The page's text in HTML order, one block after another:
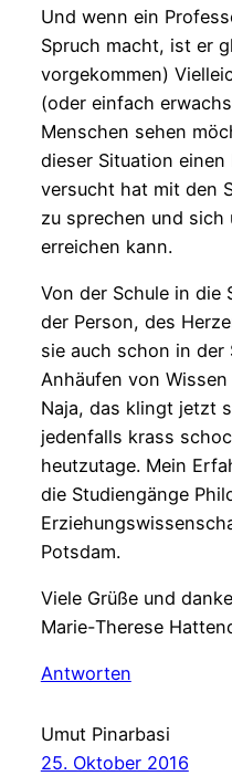
Und wenn ein
Spruch macht, ist er
vorgekommen)
(oder einfach
Menschen sehen
dieser Situation
versucht hat mit den
zu sprechen und sich
erreichen kann.
Von der Schule in die
der Person, des
sie auch schon in der
Anhäufen von
Naja, das klingt jetzt
jedenfalls krass
heutzutage. Mein
die Studiengänge
Potsdam.
Viele Grüße und
Marie-Therese
Antworten
Umut Pinarbasi
25. Oktober 2016